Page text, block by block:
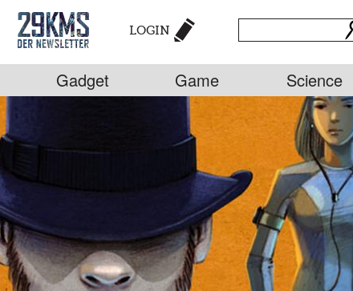
LOGIN
Gadget Game Science